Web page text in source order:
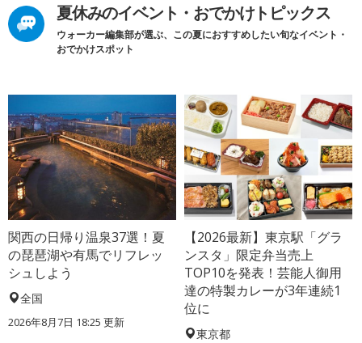
夏休みのイベント・おでかけトピックス
ウォーカー編集部が選ぶ、この夏におすすめしたい旬なイベント・
おでかけスポット
関西の日帰り温泉37選！夏
の琵琶湖や有馬でリフレッ
シュしよう
全国
2026年8月7日 18:25 更新
【2026最新】東京駅「グラ
ンスタ」限定弁当売上
TOP10を発表！芸能人御用
達の特製カレーが3年連続1
位に
東京都